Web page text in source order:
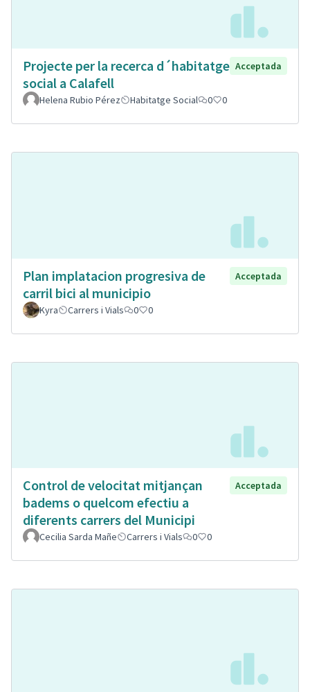
Projecte per la recerca d´habitatge
social a Calafell
Acceptada
Helena Rubio Pérez Habitatge Social 0 0
Plan implatacion progresiva de
carril bici al municipio
Acceptada
Kyra Carrers i Vials 0 0
Control de velocitat mitjançan
badems o quelcom efectiu a
diferents carrers del Municipi
Acceptada
Cecilia Sarda Mañe Carrers i Vials 0 0